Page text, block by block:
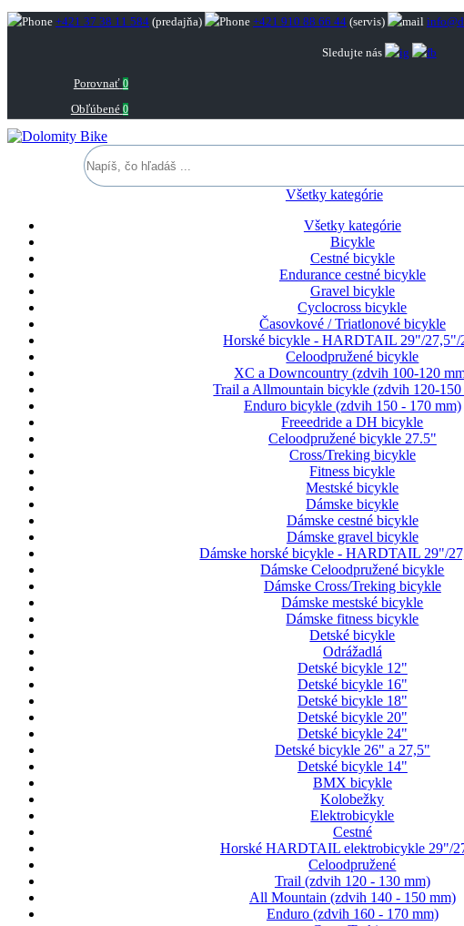
+421 37 38 11 584 (predajňa) +421 910 88 66 44 (servis)
Sledujte nás
Porovnať 0
Obľúbené 0
Všetky kategórie
Všetky kategórie
Bicykle
Cestné bicykle
Endurance cestné bicykle
Gravel bicykle
Cyclocross bicykle
Časovkové / Triatlonové bicykle
Horské bicykle - HARDTAIL 29"/27,5"/
Celoodpružené bicykle
XC a Downcountry (zdvih 100-120
Trail a Allmountain bicykle (zdvih 120-150
Enduro bicykle (zdvih 150 - 170 mm)
Freeedride a DH bicykle
Celoodpružené bicykle 27.5"
Cross/Treking bicykle
Fitness bicykle
Mestské bicykle
Dámske bicykle
Dámske cestné bicykle
Dámske gravel bicykle
Dámske horské bicykle - HARDTAIL 29"/
Dámske Celoodpružené bicykle
Dámske Cross/Treking bicykle
Dámske mestské bicykle
Dámske fitness bicykle
Detské bicykle
Odrážadlá
Detské bicykle 12"
Detské bicykle 16"
Detské bicykle 18"
Detské bicykle 20"
Detské bicykle 24"
Detské bicykle 26" a 27,5"
Detské bicykle 14"
BMX bicykle
Kolobežky
Elektrobicykle
Cestné
Horské HARDTAIL elektrobicykle 29"/
Celoodpružené
Trail (zdvih 120 - 130 mm)
All Mountain (zdvih 140 - 150 mm)
Enduro (zdvih 160 - 170 mm)